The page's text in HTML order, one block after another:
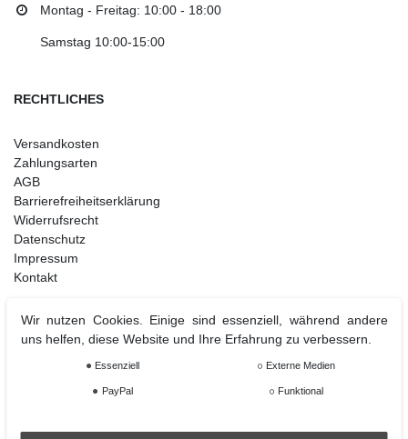
Montag - Freitag: 10:00 - 18:00
Samstag 10:00-15:00
RECHTLICHES
Versandkosten
Zahlungsarten
AGB
Barrierefreiheitserklärung
Widerrufsrecht
Datenschutz
Impressum
Kontakt
Weihnachtsdeko
Christbaumschmuck
Christbaumkugel
Wir nutzen Cookies. Einige sind essenziell, während andere
uns helfen, diese Website und Ihre Erfahrung zu verbessern.
Essenziell Externe Medien
PayPal Funktional